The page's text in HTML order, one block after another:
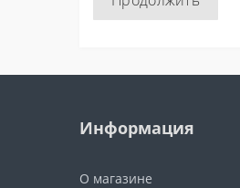
Информация
О магазине